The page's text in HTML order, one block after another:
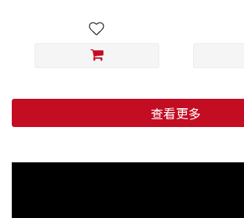
查看更多